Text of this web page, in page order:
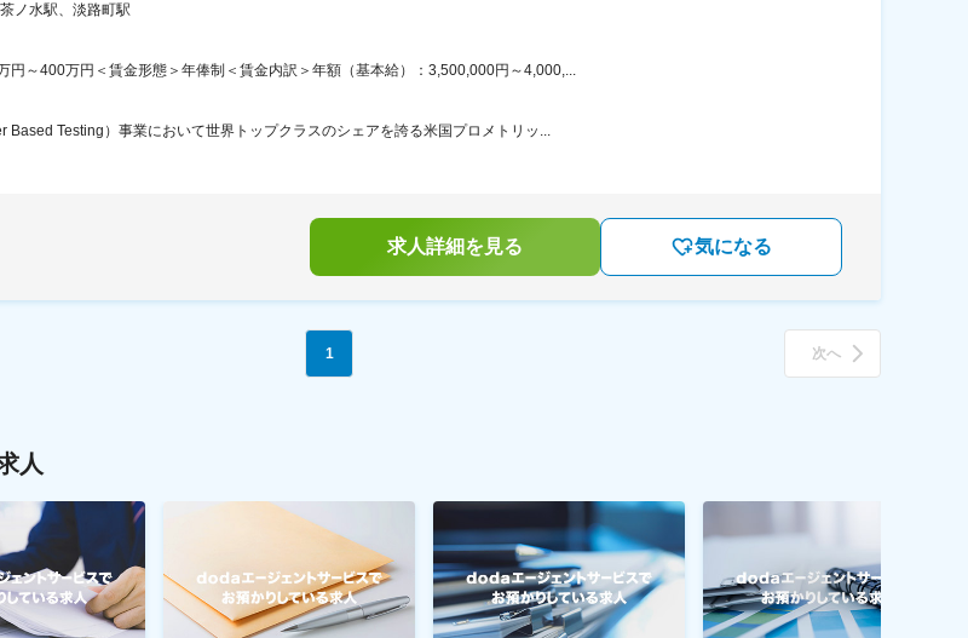
ノ水駅、淡路町駅
円～400万円＜賃金形態＞年俸制＜賃金内訳＞年額（基本給）：3,500,000円～4,000,...
Based Testing）事業において世界トップクラスのシェアを誇る米国プロメトリッ...
求人詳細を見る 気になる
1 次へ
人